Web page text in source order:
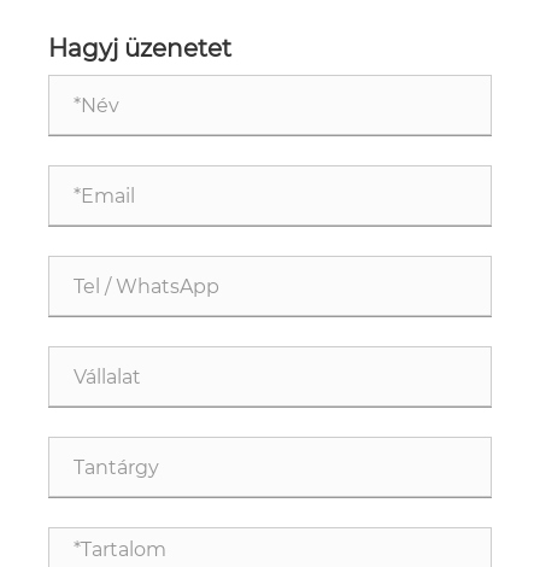
Hagyj üzenetet